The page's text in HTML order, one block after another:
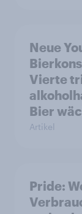
Neue
Vierte
Bier
Artikel
Pride: